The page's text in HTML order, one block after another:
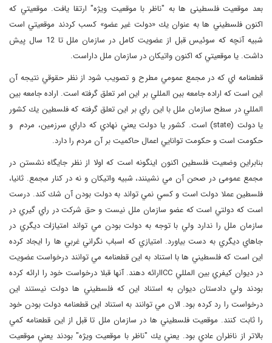
بعد موقعیت فلسطینی ها به "ناظر با موقعیت ویژه" ارتقا یافت. موقعيتي كه
اكنون فلسطيني ها به عنوان يك «دولت غير عضو» كسب كردند موقعيتي است
شبيه آنچه كه سوئيس قبل از عضويت كامل در سازمان ملل تا 12 سال پيش
داشت. يا موقعيتي كه اكنون واتيكان در سازمان ملل داراست.
قطعنامه اي كه در مجمع عمومي مطرح و تصويب شود از نظر حقوقي نتيجه آن
اين است كه اراده جامعه بين المللي بر اين امر تعلق گرفته است. اراده جامعه بين
المللي در سطح سازمان ملل با اين راي بر اين تعلق گرفته كه فلسطين يك كشور
يا دولت (state) است. كشور يا دولت يعني نهادي كه داراي سرزمين، ‌مردم و
حکومت است و حکومت توانايي اعمال حاكميت بر آن مردم را دارد.
بنابراين وضعيت فلسطين اكنون اينگونه است كه اولا از نظر جايگاه نشستن در
مجمع عمومی در صحن آن مي نشينند، شبيه واتيكان و نه در كنار مجمع. ثانيا،
فلسطین عملا دولت است و كسي نمي تواند به دولت بودن آن شك كند. درست
است كه دولتي است كه عضو سازمان ملل نيست و حق شركت در راي گيري در
سازمان ملل را ندارد ولي با توجه به دولت بودن مي تواند امتيازات ديگري در
جاهاي ديگري به دست بياورد. امتيازي كه اسباب نگراني غربي ها را ايجاد كرده
اين است كه فلسطيني ها با استناد به اين قطعنامه مي توانند درخواست عضويت
در ديوان كيفري بين المللي ‌ ICCارائه دهند. آنها قبلا درخواست خود را ارائه كرده
بودند ولي دادستان ديوان به استناد اين كه فلسطيني ها دولت نيستند اين
درخواست را رد كرده بود. الان مي توانند به استناد اين قطعنامه دولت بودن خود
را ثابت كنند. موقعیت فلسطيني ها در سازمان ملل تا قبل از اين قطعنامه كمي
بالاتر از ناظران عادي بود. يعني يك "ناظر با موقعيت ويژه" بودند يعني موقعيت